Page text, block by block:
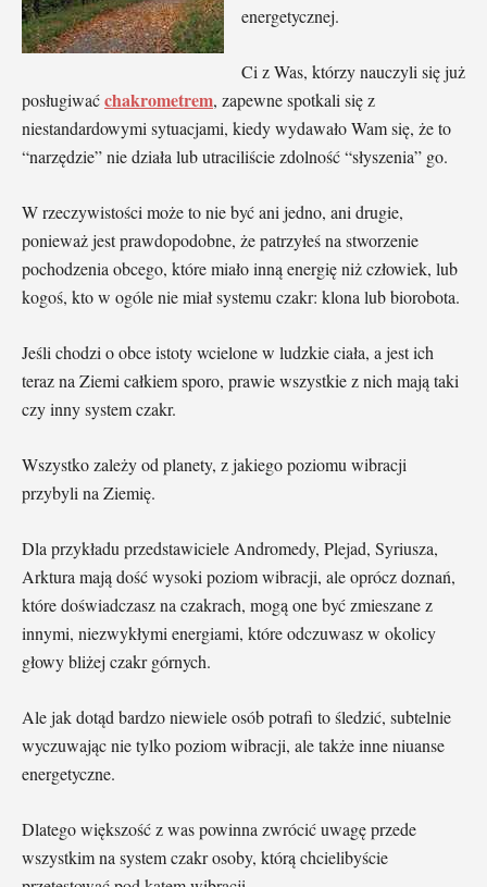
energetycznej.
Ci z Was, którzy nauczyli się już
posługiwaćchakrometrem, zapewne spotkali się z
niestandardowymi sytuacjami, kiedy wydawało Wam się, że to
“narzędzie” nie działa lub utraciliście zdolność “słyszenia” go.
W rzeczywistości może to nie być ani jedno, ani drugie,
ponieważ jest prawdopodobne, że patrzyłeś na stworzenie
pochodzenia obcego, które miało inną energię niż człowiek, lub
kogoś, kto w ogóle nie miał systemu czakr: klona lub biorobota.
Jeśli chodzi o obce istoty wcielone w ludzkie ciała, a jest ich
teraz na Ziemi całkiem sporo, prawie wszystkie z nich mają taki
czy inny system czakr.
Wszystko zależy od planety, z jakiego poziomu wibracji
przybyli na Ziemię.
Dla przykładu przedstawiciele Andromedy, Plejad, Syriusza,
Arktura mają dość wysoki poziom wibracji, ale oprócz doznań,
które doświadczasz na czakrach, mogą one być zmieszane z
innymi, niezwykłymi energiami, które odczuwasz w okolicy
głowy bliżej czakr górnych.
Ale jak dotąd bardzo niewiele osób potrafi to śledzić, subtelnie
wyczuwając nie tylko poziom wibracji, ale także inne niuanse
energetyczne.
Dlatego większość z was powinna zwrócić uwagę przede
wszystkim na system czakr osoby, którą chcielibyście